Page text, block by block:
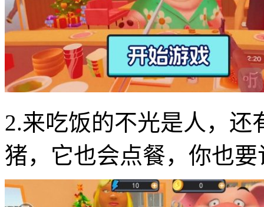
2.来吃饭的不光是人，
猪，它也会点餐，你也